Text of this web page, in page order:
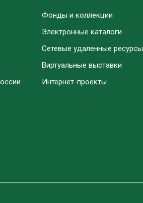
Фонды и коллекции
Электронные каталоги
Сетевые удаленные ресурсы
Виртуальные выставки
Интернет-проекты